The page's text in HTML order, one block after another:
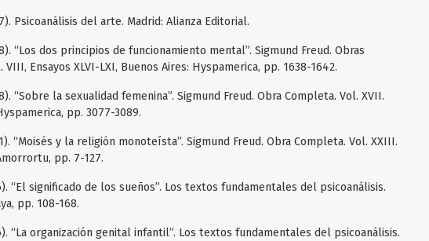
Psicoanálisis del arte. Madrid: Alianza Editorial.
“Los dos principios de funcionamiento mental”. Sigmund Freud. Obras
VIII, Ensayos XLVI-LXI, Buenos Aires: Hyspamerica, pp. 1638-1642.
“Sobre la sexualidad femenina”. Sigmund Freud. Obra Completa. Vol. XVII.
pp. 3077-3089.
“Moisés y la religión monoteísta”. Sigmund Freud. Obra Completa. Vol. XXIII.
pp. 7-127.
“El significado de los sueños”. Los textos fundamentales del psicoanálisis.
pp. 108-168.
“La organización genital infantil”. Los textos fundamentales del psicoanálisis.